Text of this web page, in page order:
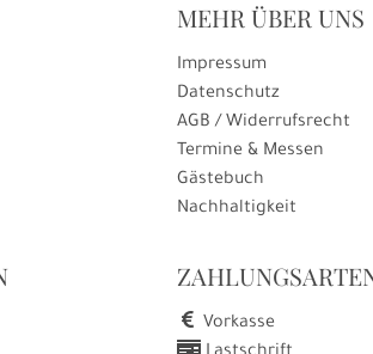
MEHR ÜBER UNS
Impressum
Datenschutz
AGB / Widerrufsrecht
Termine & Messen
Gästebuch
Nachhaltigkeit
Vorkasse